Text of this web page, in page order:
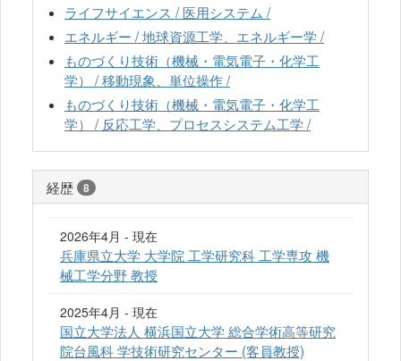
ライフサイエンス / 医用システム /
エネルギー / 地球資源工学、エネルギー学 /
ものづくり技術（機械・電気電子・化学工
学） / 移動現象、単位操作 /
ものづくり技術（機械・電気電子・化学工
学） / 反応工学、プロセスシステム工学 /
経歴 8
2026年4月 - 現在
兵庫県立大学 大学院 工学研究科 工学専攻 機
械工学分野 教授
2025年4月 - 現在
国立大学法人 横浜国立大学 総合学術高等研究
院台風科 学技術研究センター (客員教授)